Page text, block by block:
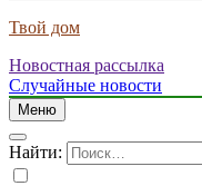
Твой дом
Новостная рассылка
Случайные новости
Меню
Найти: